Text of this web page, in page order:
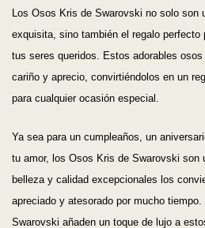
Los Osos Kris de Swarovski no solo son
exquisita, sino también el regalo perfecto
tus seres queridos. Estos adorables
cariño y aprecio, convirtiéndolos en un
para cualquier ocasión especial.
Ya sea para un cumpleaños, un
tu amor, los Osos Kris de Swarovski son
belleza y calidad excepcionales los
apreciado y atesorado por mucho
Swarovski añaden un toque de lujo a